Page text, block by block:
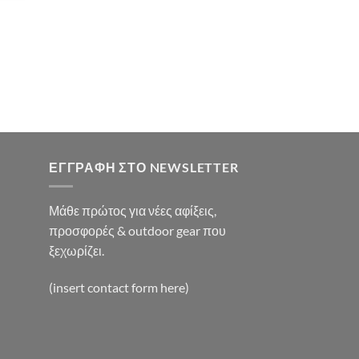
ΕΓΓΡΑΦΉ ΣΤΟ NEWSLETTER
Μάθε πρώτος για νέες αφίξεις,
προσφορές & outdoor gear που
ξεχωρίζει.
(insert contact form here)